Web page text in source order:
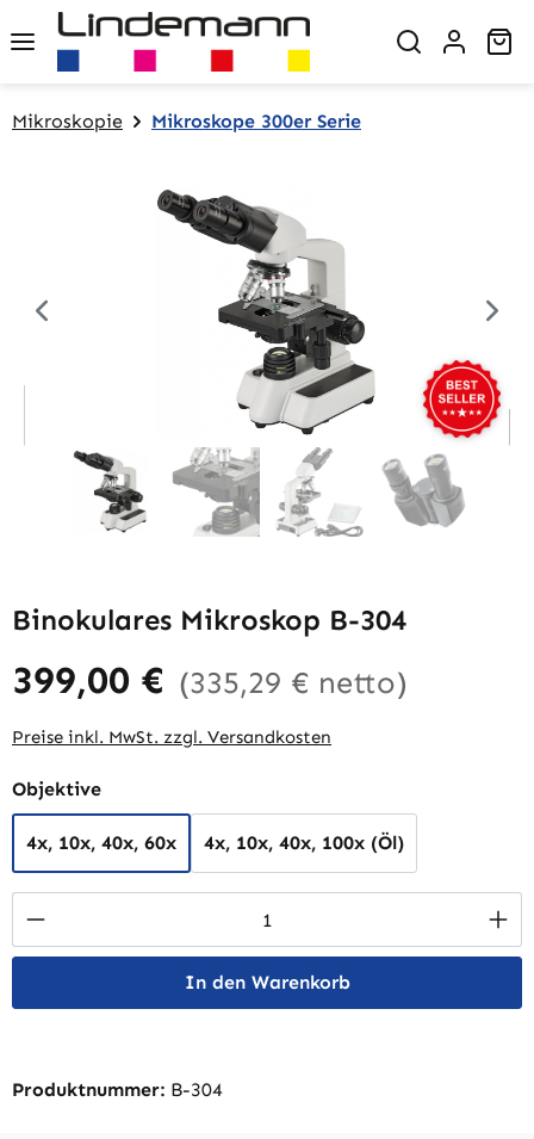
Zum Hauptinhalt springen
Mikroskopie Mikroskope 300er Serie
Bildergalerie überspringen
Binokulares Mikroskop B-304
399,00 € (335,29 € netto)
Preise inkl. MwSt. zzgl. Versandkosten
Objektiveauswählen
4x, 10x, 40x, 60x 4x, 10x, 40x, 100x (Öl)
Produkt Anzahl: Gib den gewünschten
In den Warenkorb
Produktnummer: B-304